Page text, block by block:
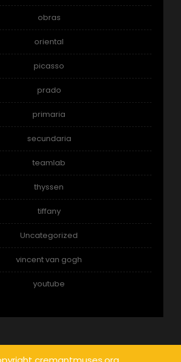
obras
oriental
picasso
prado
primaria
secundaria
teamlab
thyssen
tiffany
Uncategorized
vincent van gogh
youtube